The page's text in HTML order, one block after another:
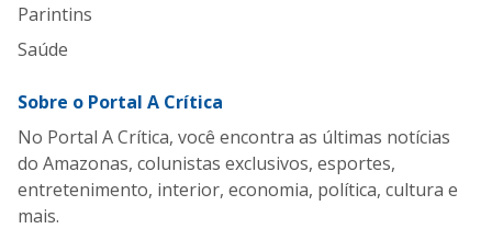
Parintins
Saúde
Sobre o Portal A Crítica
No Portal A Crítica, você encontra as últimas notícias
do Amazonas, colunistas exclusivos, esportes,
entretenimento, interior, economia, política, cultura e
mais.